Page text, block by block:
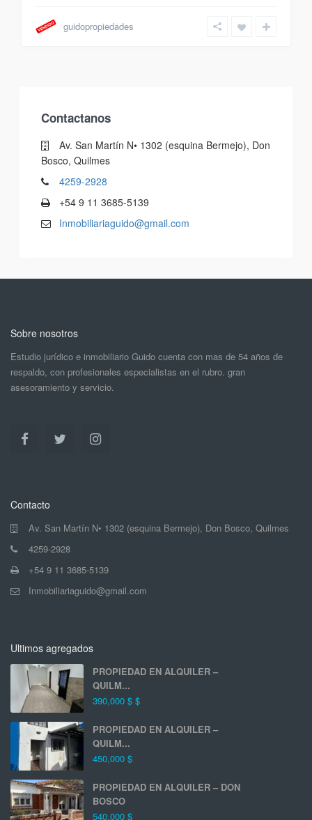
guidopropiedades
Contactanos
Av. San Martín N• 1302 (esquina Bermejo), Don
Bosco, Quilmes
4259-2928
+54 9 11 3685-5139
Inmobiliariaguido@gmail.com
Sobre nosotros
Estudio jurídico e inmobiliario Guido cuenta con mas de 54 años de
respaldo, con profesionales especialistas en el rubro. gran
asesoramiento y servicio.
Contacto
Av. San Martín N• 1302 (esquina Bermejo), Don Bosco, Quilmes
4259-2928
+54 9 11 3685-5139
Inmobiliariaguido@gmail.com
Ultimos agregados
PROPIEDAD EN ALQUILER –
QUILM...
390,000 $ $
PROPIEDAD EN ALQUILER –
QUILM...
450,000 $
PROPIEDAD EN ALQUILER – DON
BOSCO
540,000 $